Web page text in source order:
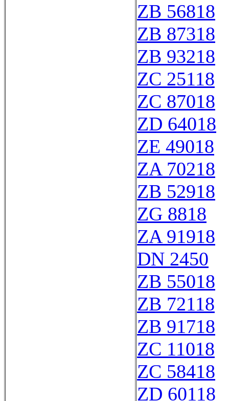
ZB 56818
ZB 87318
ZB 93218
ZC 25118
ZC 87018
ZD 64018
ZE 49018
ZA 70218
ZB 52918
ZG 8818
ZA 91918
DN 2450
ZB 55018
ZB 72118
ZB 91718
ZC 11018
ZC 58418
ZD 60118